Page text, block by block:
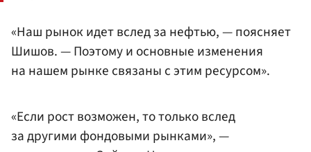
«Наш рынок идет вслед за нефтью, — поясняет
Шишов. — Поэтому и основные изменения
на нашем рынке связаны с этим ресурсом».
«Если рост возможен, то только вслед
за другими фондовыми рынками», —